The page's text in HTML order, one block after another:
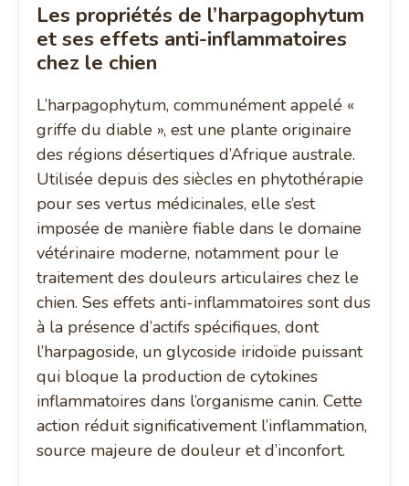
Les propriétés de l’harpagophytum
et ses effets anti-inflammatoires
chez le chien
L’harpagophytum, communément appelé «
griffe du diable », est une plante originaire
des régions désertiques d’Afrique australe.
Utilisée depuis des siècles en phytothérapie
pour ses vertus médicinales, elle s’est
imposée de manière fiable dans le domaine
vétérinaire moderne, notamment pour le
traitement des douleurs articulaires chez le
chien. Ses effets anti-inflammatoires sont dus
à la présence d’actifs spécifiques, dont
l’harpagoside, un glycoside iridoïde puissant
qui bloque la production de cytokines
inflammatoires dans l’organisme canin. Cette
action réduit significativement l’inflammation,
source majeure de douleur et d’inconfort.